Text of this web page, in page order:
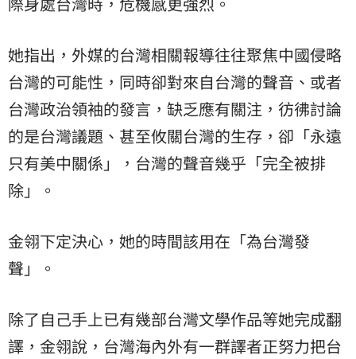
她指出，外媒的台灣相關報導往往聚焦中國侵略
台灣的可能性，同時卻對來自台灣的聲音、或者
台灣政治領袖的發言，缺乏應有關注，彷彿討論
的是台灣議題、甚至攸關台灣的生存，卻「永遠
只有美中關係」，台灣的聲音幾乎「完全被排
除」。
金翎下定決心，她的時間該用在「為台灣發
聲」。
除了自己手上已有幾部台灣文學作品等她完成翻
譯，金翎說，台灣海內外有一群譯者正努力把台